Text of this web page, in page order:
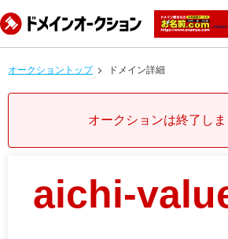
オークショントップ ドメイン詳細
オークションは終了しま
aichi-